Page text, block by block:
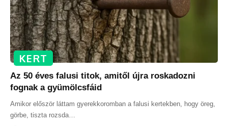
KERT
Az 50 éves falusi titok, amitől újra roskadozni
fognak a gyümölcsfáid
Amikor először láttam gyerekkoromban a falusi kertekben, hogy öreg,
görbe, tiszta rozsda